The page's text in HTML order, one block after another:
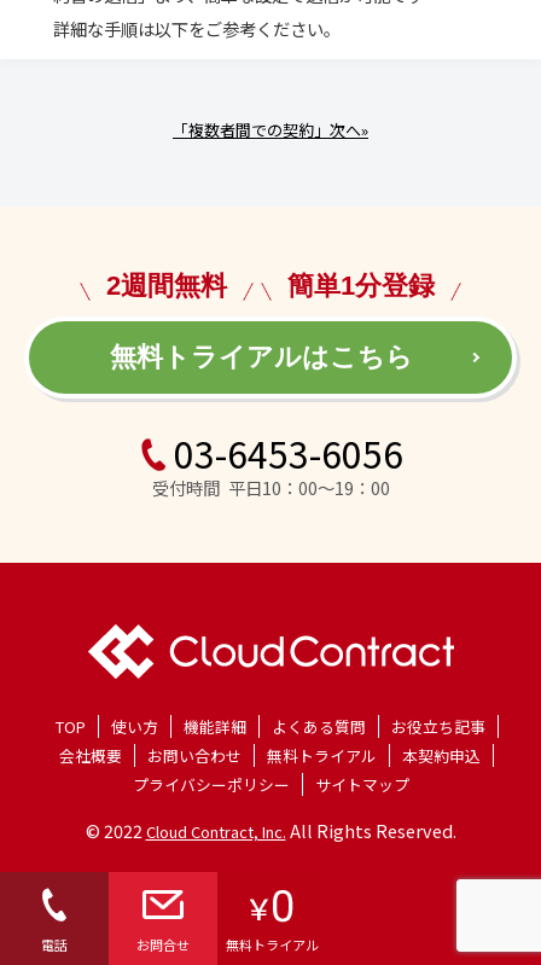
詳細な手順は以下をご参考ください。
「複数者間での契約」次へ»
2週間無料 簡単1分登録
無料トライアルはこちら
03-6453-6056
受付時間 平日10：00～19：00
TOP 使い方 機能詳細 よくある質問
お役立ち記事
会社概要
お問い合わせ 無料トライアル
本契約申込
プライバシーポリシー
サイトマップ
© 2022 Cloud Contract, Inc. All Rights Reserved.
電話 お問合せ 無料トライアル